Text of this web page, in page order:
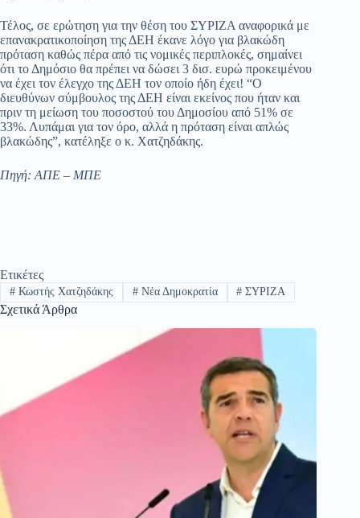
Τέλος, σε ερώτηση για την θέση του ΣΥΡΙΖΑ αναφορικά με
επανακρατικοποίηση της ΔΕΗ έκανε λόγο για βλακώδη
πρόταση καθώς πέρα από τις νομικές περιπλοκές, σημαίνει
ότι το Δημόσιο θα πρέπει να δώσει 3 δισ. ευρώ προκειμένου
να έχει τον έλεγχο της ΔΕΗ τον οποίο ήδη έχει! “Ο
διευθύνων σύμβουλος της ΔΕΗ είναι εκείνος που ήταν και
πριν τη μείωση του ποσοστού του Δημοσίου από 51% σε
33%. Λυπάμαι για τον όρο, αλλά η πρόταση είναι απλώς
βλακώδης”, κατέληξε ο κ. Χατζηδάκης.
Πηγή: ΑΠΕ – ΜΠΕ
Ετικέτες
#Κωστής Χατζηδάκης #Νέα Δημοκρατία # ΣΥΡΙΖΑ
Σχετικά Άρθρα